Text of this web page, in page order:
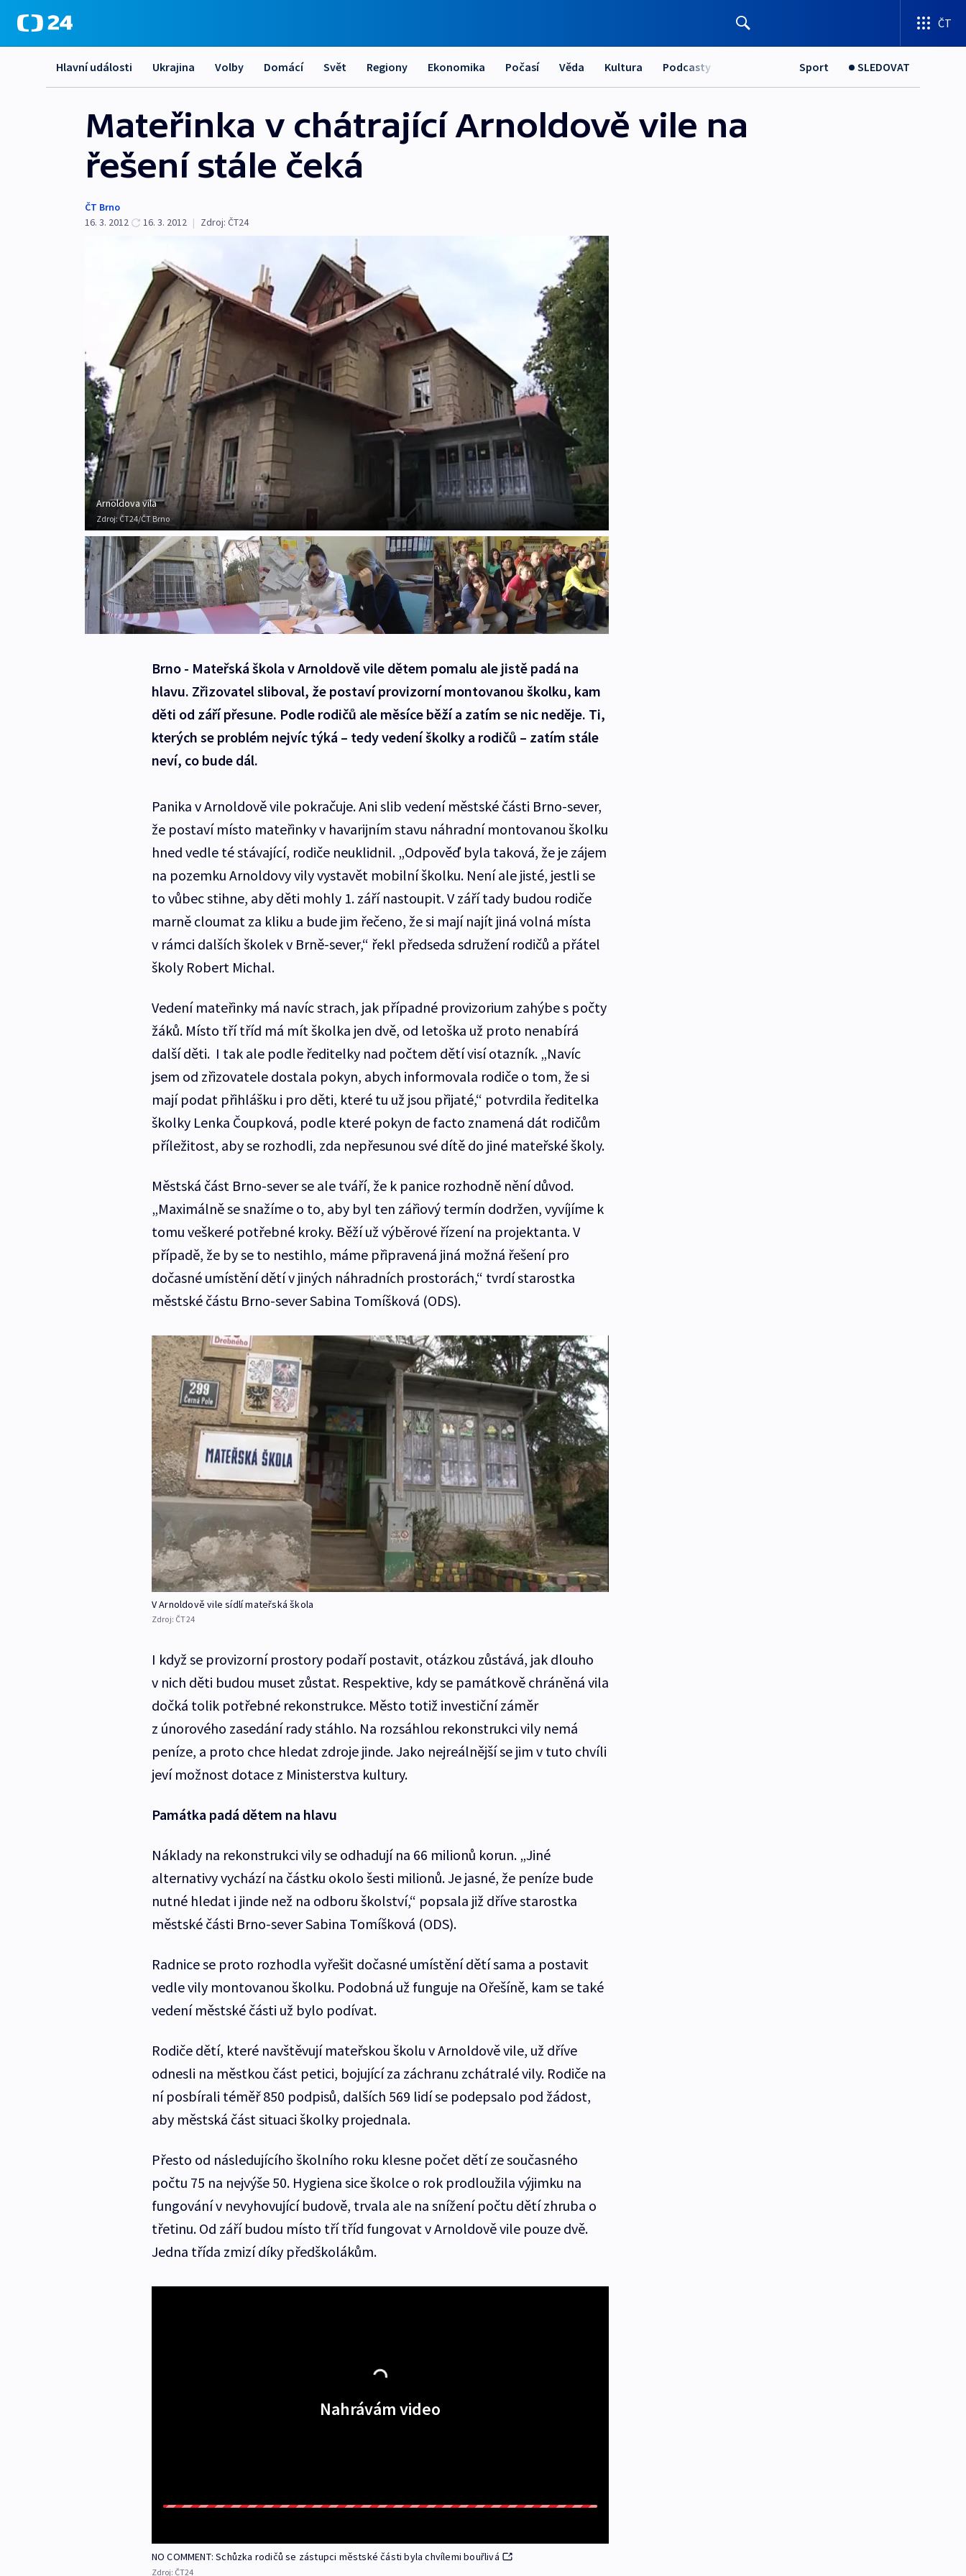
ČT
Hlavní události Ukrajina Volby Domácí Svět Regiony Ekonomika Počasí Věda Kultura Podcasty Sport SLEDOVAT
Mateřinka v chátrající Arnoldově vile na
řešení stále čeká
ČT Brno
16. 3. 2012
16. 3. 2012 | Zdroj: ČT24
Arnoldova vila
Zdroj:ČT24/ČT Brno
Brno - Mateřská škola v Arnoldově vile dětem pomalu ale jistě padá na
hlavu. Zřizovatel sliboval, že postaví provizorní montovanou školku, kam
děti od září přesune. Podle rodičů ale měsíce běží a zatím se nic neděje. Ti,
kterých se problém nejvíc týká – tedy vedení školky a rodičů – zatím stále
neví, co bude dál.
Panika v Arnoldově vile pokračuje. Ani slib vedení městské části Brno-sever,
že postaví místo mateřinky v havarijním stavu náhradní montovanou školku
hned vedle té stávající, rodiče neuklidnil. „Odpověď byla taková, že je zájem
na pozemku Arnoldovy vily vystavět mobilní školku. Není ale jisté, jestli se
to vůbec stihne, aby děti mohly 1. září nastoupit. V září tady budou rodiče
marně cloumat za kliku a bude jim řečeno, že si mají najít jiná volná místa
v rámci dalších školek v Brně-sever,“ řekl předseda sdružení rodičů a přátel
školy Robert Michal.
Vedení mateřinky má navíc strach, jak případné provizorium zahýbe s počty
žáků. Místo tří tříd má mít školka jen dvě, od letoška už proto nenabírá
další děti. I tak ale podle ředitelky nad počtem dětí visí otazník. „Navíc
jsem od zřizovatele dostala pokyn, abych informovala rodiče o tom, že si
mají podat přihlášku i pro děti, které tu už jsou přijaté,“ potvrdila ředitelka
školky Lenka Čoupková, podle které pokyn de facto znamená dát rodičům
příležitost, aby se rozhodli, zda nepřesunou své dítě do jiné mateřské školy.
Městská část Brno-sever se ale tváří, že k panice rozhodně nění důvod.
„Maximálně se snažíme o to, aby byl ten zářiový termín dodržen, vyvíjíme k
tomu veškeré potřebné kroky. Běží už výběrové řízení na projektanta. V
případě, že by se to nestihlo, máme připravená jiná možná řešení pro
dočasné umístění dětí v jiných náhradních prostorách,“ tvrdí starostka
městské částu Brno-sever Sabina Tomíšková (ODS).
V Arnoldově vile sídlí mateřská škola
Zdroj: ČT24
I když se provizorní prostory podaří postavit, otázkou zůstává, jak dlouho
v nich děti budou muset zůstat. Respektive, kdy se památkově chráněná vila
dočká tolik potřebné rekonstrukce. Město totiž investiční záměr
z únorového zasedání rady stáhlo. Na rozsáhlou rekonstrukci vily nemá
peníze, a proto chce hledat zdroje jinde. Jako nejreálnější se jim v tuto chvíli
jeví možnost dotace z Ministerstva kultury.
Památka padá dětem na hlavu
Náklady na rekonstrukci vily se odhadují na 66 milionů korun. „Jiné
alternativy vychází na částku okolo šesti milionů. Je jasné, že peníze bude
nutné hledat i jinde než na odboru školství,“ popsala již dříve starostka
městské části Brno-sever Sabina Tomíšková (ODS).
Radnice se proto rozhodla vyřešit dočasné umístění dětí sama a postavit
vedle vily montovanou školku. Podobná už funguje na Ořešíně, kam se také
vedení městské části už bylo podívat.
Rodiče dětí, které navštěvují mateřskou školu v Arnoldově vile, už dříve
odnesli na městkou část petici, bojující za záchranu zchátralé vily. Rodiče na
ní posbírali téměř 850 podpisů, dalších 569 lidí se podepsalo pod žádost,
aby městská část situaci školky projednala.
Přesto od následujícího školního roku klesne počet dětí ze současného
počtu 75 na nejvýše 50. Hygiena sice školce o rok prodloužila výjimku na
fungování v nevyhovující budově, trvala ale na snížení počtu dětí zhruba o
třetinu. Od září budou místo tří tříd fungovat v Arnoldově vile pouze dvě.
Jedna třída zmizí díky předškolákům.
Nahrávám video
NO COMMENT: Schůzka rodičů se zástupci městské části byla chvílemi bouřlivá
Zdroj: ČT24